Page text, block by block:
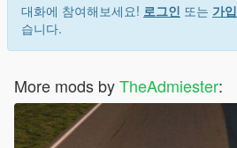
대화에 참여해보세요! 로그인 또는 가입
습니다.
More mods byTheAdmiester: